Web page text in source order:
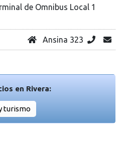
de Omnibus Local 1
Ansina 323
en Rivera:
turismo